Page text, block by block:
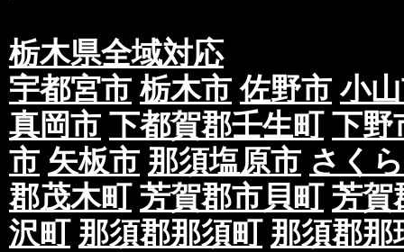
栃木県全域対応
宇都宮市 栃木市 佐野市 小
真岡市 下都賀郡壬生町 下野
市 矢板市 那須塩原市 さく
郡茂木町 芳賀郡市貝町 芳賀
沢町 那須郡那須町 那須郡那